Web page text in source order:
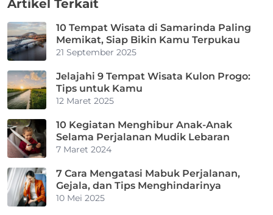
Artikel Terkait
10 Tempat Wisata di Samarinda Paling
Memikat, Siap Bikin Kamu Terpukau
21 September 2025
Jelajahi 9 Tempat Wisata Kulon Progo:
Tips untuk Kamu
12 Maret 2025
10 Kegiatan Menghibur Anak-Anak
Selama Perjalanan Mudik Lebaran
7 Maret 2024
7 Cara Mengatasi Mabuk Perjalanan,
Gejala, dan Tips Menghindarinya
10 Mei 2025